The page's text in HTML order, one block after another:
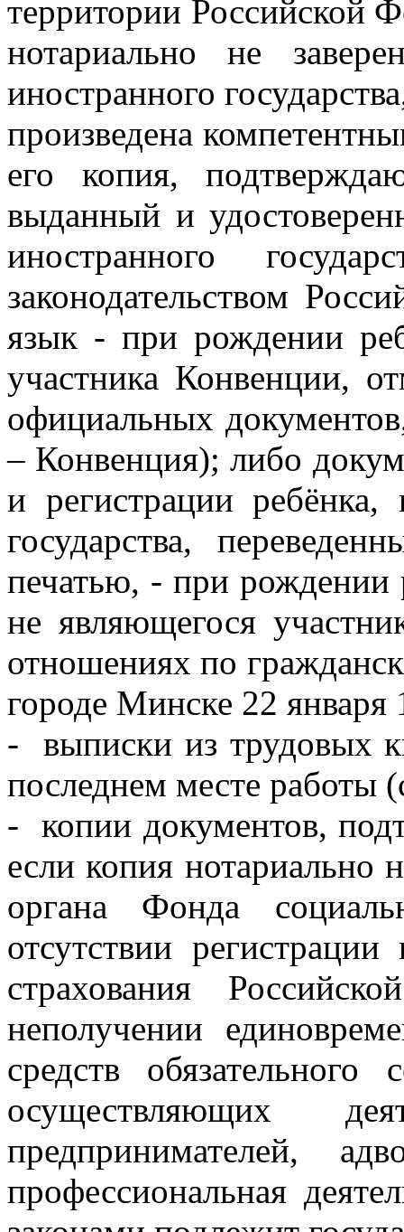
территории Российской
нотариально не
иностранного
произведена
его копия,
выданный и
иностранного
законодательством
язык - при рождении
участника Конвенции,
официальных
– Конвенция); либо
и регистрации
государства,
печатью, - при рождении
не являющегося
отношениях по
городе Минске 22 января
- выписки из трудовых
последнем месте работы
- копии документов,
если копия нотариально
органа Фонда
отсутствии
страхования
неполучении
средств
осуществляющих
предпринимателей,
профессиональная